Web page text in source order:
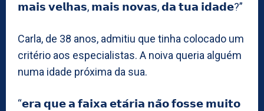
𝗺𝗮𝗶𝘀 𝘃𝗲𝗹𝗵𝗮𝘀, 𝗺𝗮𝗶𝘀 𝗻𝗼𝘃𝗮𝘀, 𝗱𝗮 𝘁𝘂𝗮 𝗶𝗱𝗮𝗱𝗲?”
Carla, de 38 anos, admitiu que tinha colocado um
critério aos especialistas. A noiva queria alguém
numa idade próxima da sua.
“𝗲𝗿𝗮 𝗾𝘂𝗲 𝗮 𝗳𝗮𝗶𝘅𝗮 𝗲𝘁𝗮́𝗿𝗶𝗮 𝗻𝗮̃𝗼 𝗳𝗼𝘀𝘀𝗲 𝗺𝘂𝗶𝘁𝗼